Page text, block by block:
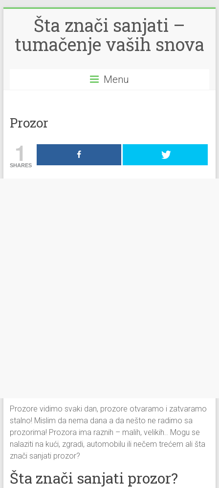
Šta znači sanjati –
tumačenje vaših snova
Menu
Prozor
1
SHARES
Prozore vidimo svaki dan, prozore otvaramo i zatvaramo
stalno! Mislim da nema dana a da nešto ne radimo sa
prozorima! Prozora ima raznih – malih, velikih.. Mogu se
nalaziti na kući, zgradi, automobilu ili nečem trećem ali šta
znači sanjati prozor?
Šta znači sanjati prozor?